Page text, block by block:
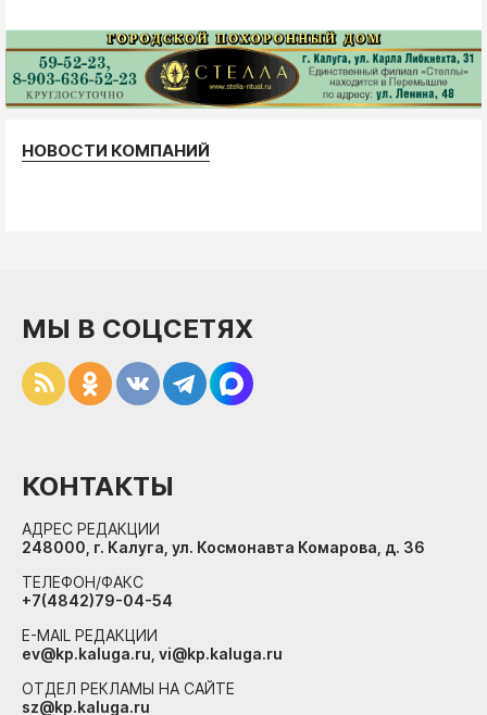
НОВОСТИ КОМПАНИЙ
МЫ В СОЦСЕТЯХ
КОНТАКТЫ
АДРЕС РЕДАКЦИИ
248000, г. Калуга, ул. Космонавта Комарова, д. 36
ТЕЛЕФОН/ФАКС
+7(4842)79-04-54
E-MAIL РЕДАКЦИИ
ev@kp.kaluga.ru, vi@kp.kaluga.ru
ОТДЕЛ РЕКЛАМЫ НА САЙТЕ
sz@kp.kaluga.ru